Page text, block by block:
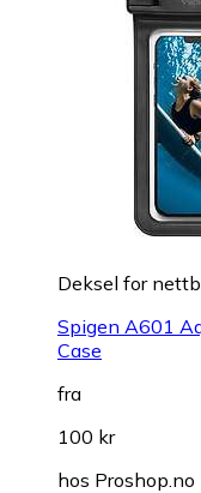
Deksel for
Spigen A601
Case
fra
100 kr
hos Proshop.no